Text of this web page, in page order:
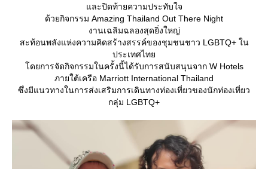
ละปิดท้ายความประทับใจ
ด้วยกิจกรรม Amazing Thailand Out There Night
งานเฉลิมฉลองสุดยิ่งใหญ่
สะท้อนพลังแห่งความคิดสร้างสรรค์ของชุมชนชาว LGBTQ+ ใน
ประเทศไท
ดยการจัดกิจกรรมในครั้งนี้ได้รับการสนับสนุนจาก W Hotels
ภายใต้เครือ Marriott International Thailand
ซึ่งมีแนวทางในการส่งเสริมการเดินทางท่องเที่ยวของนักท่องเที่ยว
กลุ่ม LGBTQ+